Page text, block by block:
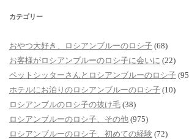
カテゴリー
おやつ大好き、ロシアンブルーのロシ子 (68)
お客様がロシアンブルーのロシ子に会いに (22)
ペットシッターさんとロシアンブルーのロシ子
ホテルにお泊りのロシアンブルーのロシ子 (10)
ロシアンブルのロシ子の抜け毛 (38)
ロシアンブルーのロシ子、その他 (975)
ロシアンブルーのロシ子、初めての経験 (72)